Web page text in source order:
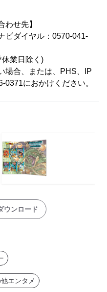
わせ先】
ビダイヤル：0570-041-
業日除く)
場合、または、PHS、IP
0371におかけください。
ウンロード
エンタメ